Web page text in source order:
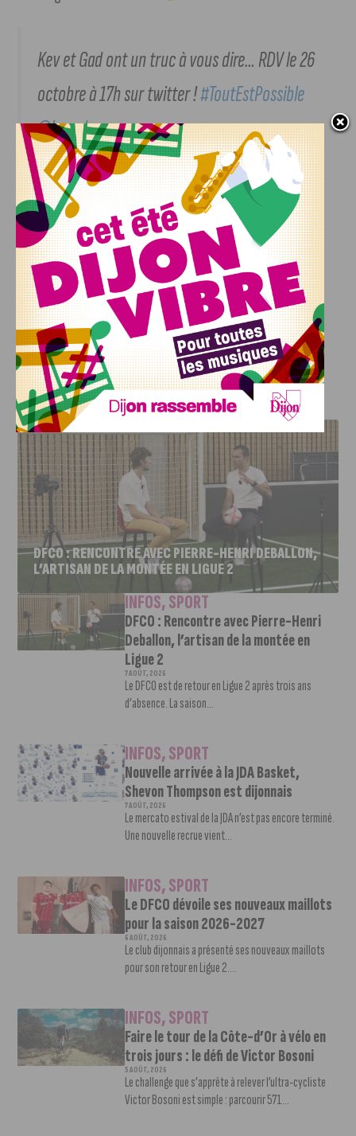
Kev et Gad ont un truc à vous dire… RDV le 26
octobre à 17h sur twitter !#ToutEstPossible
@kevadamsss
@gadelmaleh https://t.co/I3OPMmOmIp
— Tout est possible (@toutestpossible)
October 24, 2015
J'AIME LE DFCO
DFCO : RENCONTRE AVEC PIERRE-HENRI DEBALLON,
L’ARTISAN DE LA MONTÉE EN LIGUE 2
INFOS,SPORT
DFCO : Rencontre avec Pierre-Henri
Deballon, l’artisan de la montée en
Ligue 2
7 AOÛT, 2026
Le DFCO est de retour en Ligue 2 après trois ans
d’absence. La saison...
INFOS,SPORT
Nouvelle arrivée à la JDA Basket,
Shevon Thompson est dijonnais
7 AOÛT, 2026
Le mercato estival de la JDA n’est pas encore terminé.
Une nouvelle recrue vient...
INFOS,SPORT
Le DFCO dévoile ses nouveaux maillots
pour la saison 2026-2027
6 AOÛT, 2026
Le club dijonnais a présenté ses nouveaux maillots
pour son retour en Ligue 2....
INFOS,SPORT
Faire le tour de la Côte-d’Or à vélo en
trois jours : le défi de Victor Bosoni
5 AOÛT, 2026
Le challenge que s’apprête à relever l’ultra-cycliste
Victor Bosoni est simple : parcourir 571...